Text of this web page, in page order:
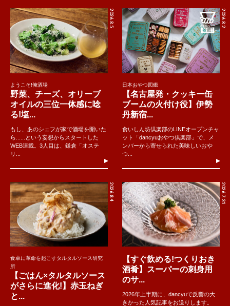
2026.8.5
ようこそ!俺酒場
野菜、チーズ、オリーブ
オイルの三位一体感に唸
る!塩...
もし、あのシェフが家で酒場を開いた
ら......という妄想からスタートした
WEB連載。3人目は、鎌倉「オステ
リ...
2026.8.2
日本おやつ図鑑
【名古屋発・クッキー缶
ブームの火付け役】伊勢
丹新宿...
食いしん坊倶楽部のLINEオープンチャ
ット「dancyuおやつ倶楽部」で、メ
ンバーから寄せられた美味しいおや
つ...
2026.8.4
食卓に革命を起こすタルタルソース研究
所
【ごはん×タルタルソース
がさらに進化!】赤玉ねぎ
と...
2026.7.31
【すぐ飲める!つくりおき
酒肴】スーパーの刺身用
のサ...
2026年上半期に、dancyuで反響の大
きかった人気記事をお送りします。